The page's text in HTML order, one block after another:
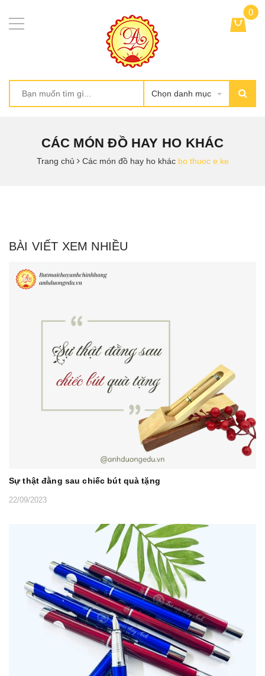
Chọn danh mục
0
CÁC MÓN ĐỒ HAY HO KHÁC
Trang chủ Các món đồ hay ho khác bo thuoc e ke
BÀI VIẾT XEM NHIỀU
Sự thật đằng sau chiếc bút quà tặng
22/09/2023